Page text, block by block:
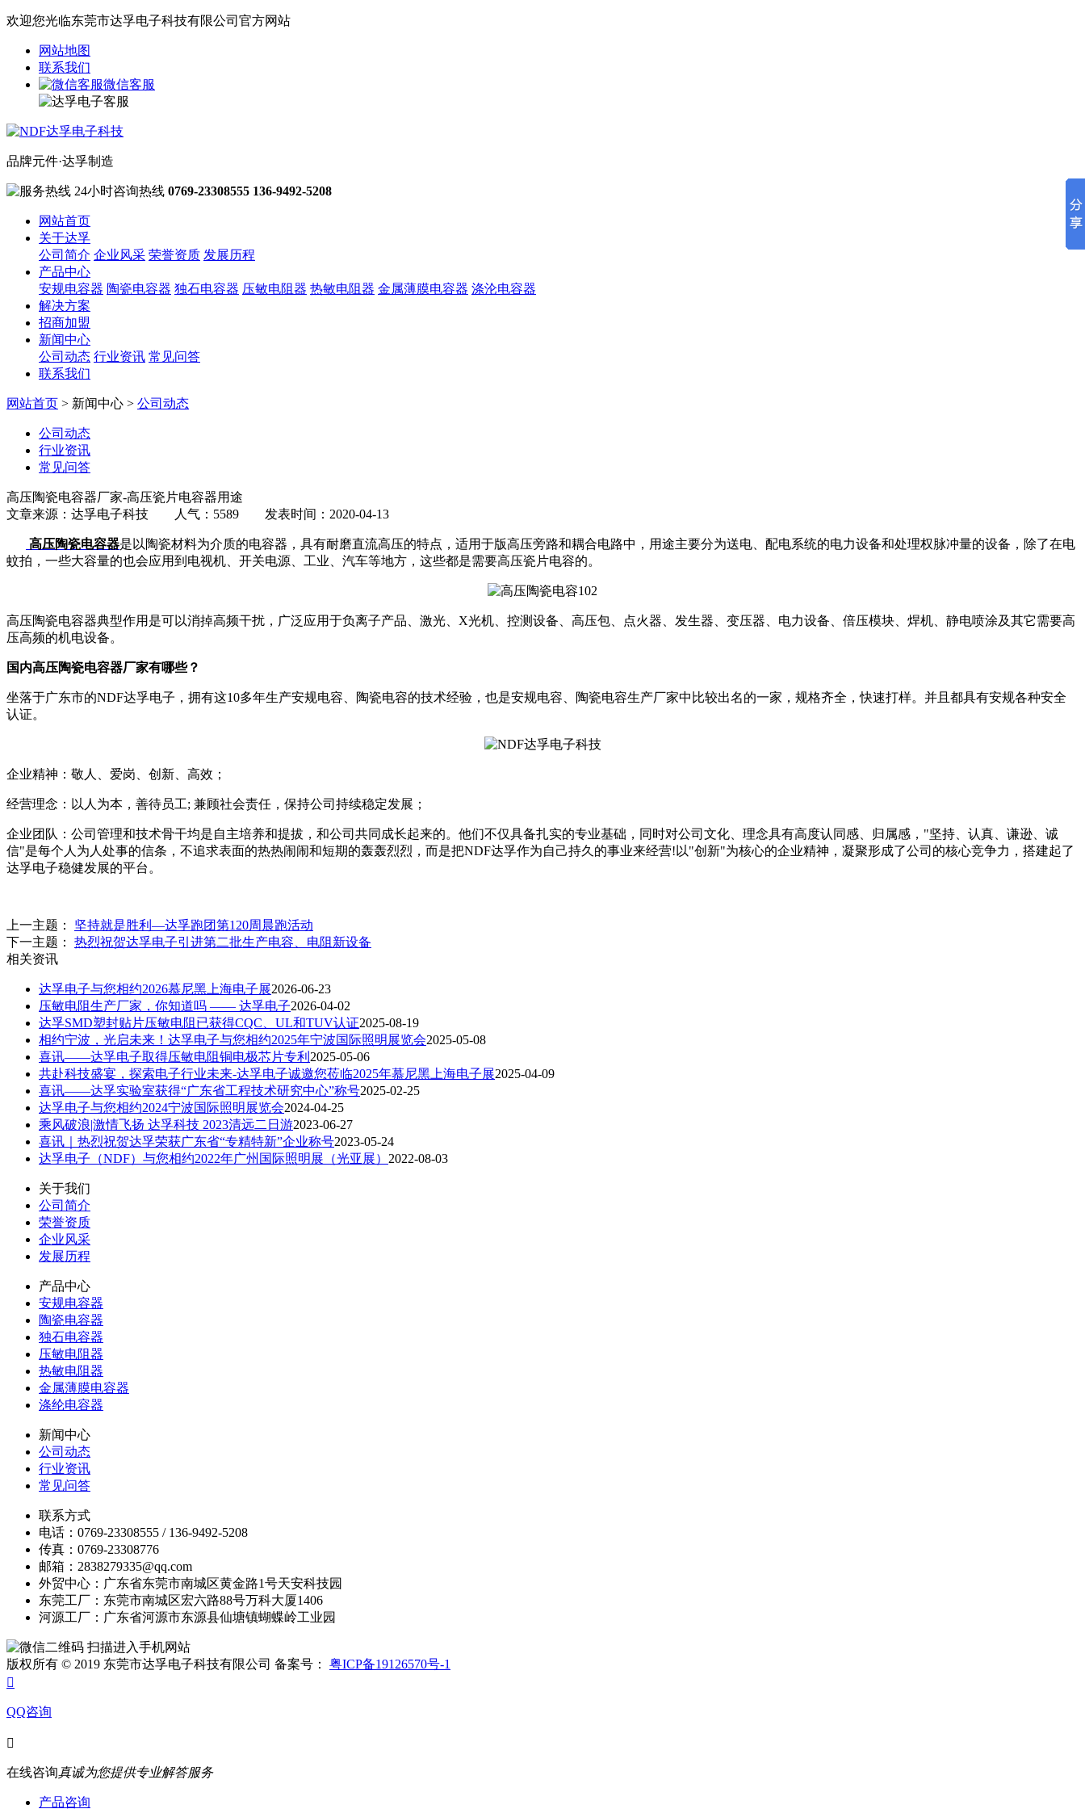
欢迎您光临东莞市达孚电子科技有限公司官方网站
网站地图
联系我们
微信客服
品牌元件·达孚制造
24小时咨询热线 0769-23308555 136-9492-5208
网站首页
关于达孚
公司简介 企业风采 荣誉资质 发展历程
产品中心
安规电容器 陶瓷电容器 独石电容器 压敏电阻器 热敏电阻器 金属薄膜电容器 涤沦电容器
解决方案
招商加盟
新闻中心
公司动态 行业资讯 常见问答
联系我们
网站首页 > 新闻中心 > 公司动态
公司动态
行业资讯
常见问答
高压陶瓷电容器厂家-高压瓷片电容器用途
文章来源：达孚电子科技 人气：5589 发表时间：2020-04-13
高压陶瓷电容器是以陶瓷材料为介质的电容器，具有耐磨直流高压的特点，适用于版高压旁路和耦合电路中，用途主要分为送电、配电系统的电力设备和处理权脉冲量的设备，除了在电
蚊拍，一些大容量的也会应用到电视机、开关电源、工业、汽车等地方，这些都是需要高压瓷片电容的。
高压陶瓷电容器典型作用是可以消掉高频干扰，广泛应用于负离子产品、激光、X光机、控测设备、高压包、点火器、发生器、变压器、电力设备、倍压模块、焊机、静电喷涂及其它需要高
压高频的机电设备。
国内高压陶瓷电容器厂家有哪些？
坐落于广东市的NDF达孚电子，拥有这10多年生产安规电容、陶瓷电容的技术经验，也是安规电容、陶瓷电容生产厂家中比较出名的一家，规格齐全，快速打样。并且都具有安规各种安全
认证。
企业精神：敬人、爱岗、创新、高效；
经营理念：以人为本，善待员工; 兼顾社会责任，保持公司持续稳定发展；
企业团队：公司管理和技术骨干均是自主培养和提拔，和公司共同成长起来的。他们不仅具备扎实的专业基础，同时对公司文化、理念具有高度认同感、归属感，"坚持、认真、谦逊、诚
信"是每个人为人处事的信条，不追求表面的热热闹闹和短期的轰轰烈烈，而是把NDF达孚作为自己持久的事业来经营!以"创新"为核心的企业精神，凝聚形成了公司的核心竞争力，搭建起了
达孚电子稳健发展的平台。
上一主题： 坚持就是胜利—达孚跑团第120周晨跑活动
下一主题： 热烈祝贺达孚电子引进第二批生产电容、电阻新设备
相关资讯
达孚电子与您相约2026慕尼黑上海电子展2026-06-23
压敏电阻生产厂家，你知道吗 —— 达孚电子2026-04-02
达孚SMD塑封贴片压敏电阻已获得CQC、UL和TUV认证2025-08-19
相约宁波，光启未来！‌达孚电子与您相约2025年宁波国际照明展览会2025-05-08
喜讯——达孚电子取得压敏电阻铜电极芯片专利 2025-05-06
‌共赴科技盛宴，探索电子行业未来‌-达孚电子诚邀您莅临2025年慕尼黑上海电子展‌2025-04-09
喜讯——达孚实验室获得“广东省工程技术研究中心”称号2025-02-25
达孚电子与您相约2024宁波国际照明展览会2024-04-25
乘风破浪|激情飞扬 达孚科技 2023清远二日游2023-06-27
喜讯｜热烈祝贺达孚荣获广东省“专精特新”企业称号2023-05-24
达孚电子（NDF）与您相约2022年广州国际照明展（光亚展） 2022-08-03
关于我们
公司简介
荣誉资质
企业风采
发展历程
产品中心
安规电容器
陶瓷电容器
独石电容器
压敏电阻器
热敏电阻器
金属薄膜电容器
涤纶电容器
新闻中心
公司动态
行业资讯
常见问答
联系方式
电话：0769-23308555 / 136-9492-5208
传真：0769-23308776
邮箱：2838279335@qq.com
外贸中心：广东省东莞市南城区黄金路1号天安科技园
东莞工厂：东莞市南城区宏六路88号万科大厦1406
河源工厂：广东省河源市东源县仙塘镇蝴蝶岭工业园
扫描进入手机网站
版权所有 © 2019 东莞市达孚电子科技有限公司 备案号： 粤ICP备19126570号-1

QQ咨询

在线咨询真诚为您提供专业解答服务
产品咨询